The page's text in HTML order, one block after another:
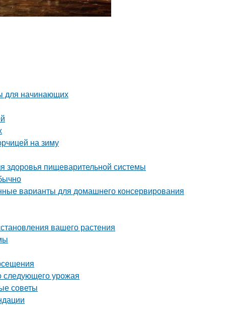
для начинающих
на зиму
здоровья пищеварительной системы
варианты для домашнего консервирования
вашего растения
следующего урожая
советы